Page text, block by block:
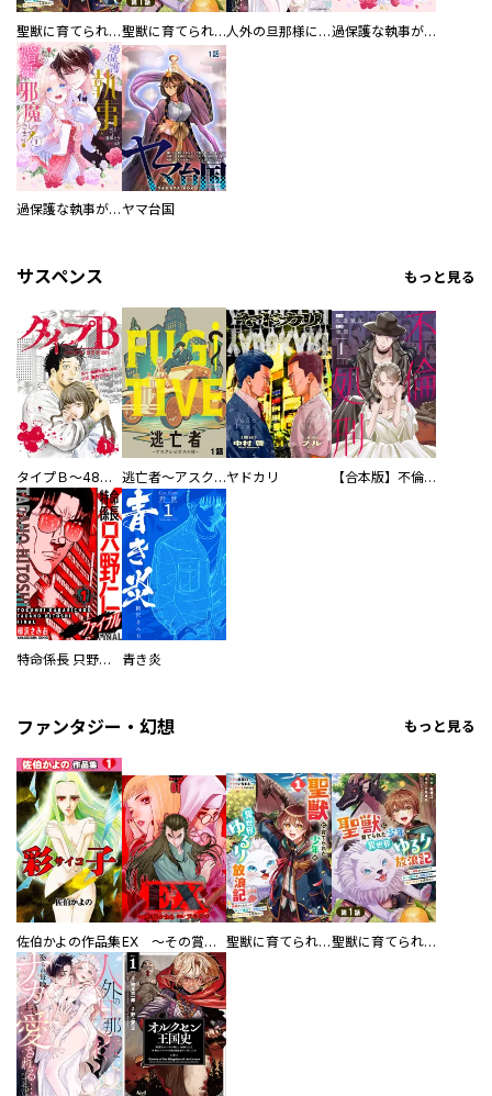
聖獣に育てられた少年の異世界ゆるり放浪記～神様からもらったチート魔法で、仲間たちとスローライフを満喫中～ 聖獣に育てられた少年の異世界ゆるり放浪記～神様からもらったチート魔法で、仲間たちとスローライフを満喫中～【分冊版】 人外の旦那様に娶られ毎晩ナカまで愛される…。アンソロジー 過保護な執事が私の婚活を邪魔してきます！ 分冊版
過保護な執事が私の婚活を邪魔してきます！ ヤマ台国
サスペンス もっと見る
タイプＢ～48時間後、致死率100％～【単話】 逃亡者～アスクレピオスの杖～ヤドカリ 【合本版】不倫処刑
特命係長 只野仁ファイナル 愛蔵版 青き炎
ファンタジー・幻想 もっと見る
佐伯かよの作品集 EX ～その賞金稼ぎは、世界の出口を探す～【単行本版】 聖獣に育てられた少年の異世界ゆるり放浪記～神様からもらったチート魔法で、仲間たちとスローライフを満喫中～ 聖獣に育てられた少年の異世界ゆるり放浪記～神様からもらったチート魔法で、仲間たちとスローライフを満喫中～【分冊版】